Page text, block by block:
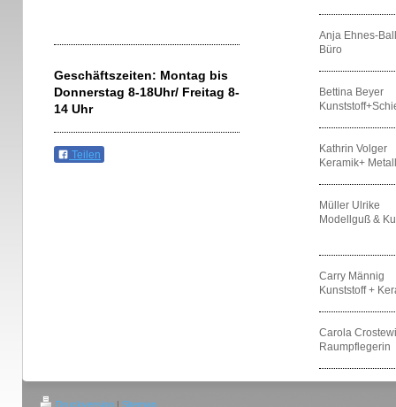
Geschäftszeiten: Montag bis
Donnerstag 8-18Uhr/ Freitag 8-
14 Uhr
Teilen
Anja Ehnes-
Büro
Bettina Beyer
Kathrin Volger
Keramik+
Müller Ulrike
Modellguß &
Carry Männig
Kunststoff +
Carola
Raumpflegerin
Druckversion | Sitemap